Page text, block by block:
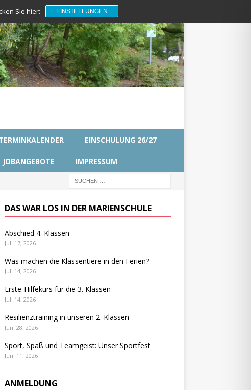
EINSCHULUNG 26/27
JOBANGEBOTE IMPRESSUM
DAS WAR LOS IN DER MARIENSCHULE
Abschied 4. Klassen
Juli 17, 2026
Was machen die Klassentiere in den Ferien?
Juli 14, 2026
Erste-Hilfekurs für die 3. Klassen
Juli 14, 2026
Resilienztraining in unseren 2. Klassen
Juni 28, 2026
Sport, Spaß und Teamgeist: Unser Sportfest
Juni 11, 2026
ANMELDUNG
Sie hier: EINSTELLUNGEN